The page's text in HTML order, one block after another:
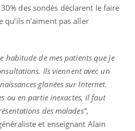
des sondés déclarent le faire
n’aiment pas aller
habitude de mes patients que je
Ils viennent avec un
glanées sur Internet.
ou en partie inexactes, il faut
des malades",
et enseignant Alain